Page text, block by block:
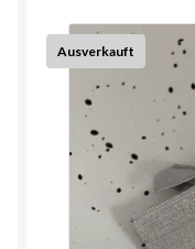
Ausverkauft